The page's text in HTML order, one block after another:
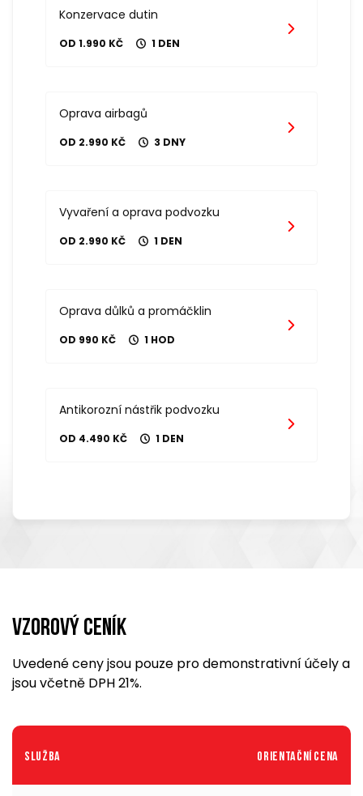
Konzervace dutin
OD 1.990 KČ 1 DEN
Oprava airbagů
OD 2.990 KČ 3 DNY
Vyvaření a oprava podvozku
OD 2.990 KČ 1 DEN
Oprava důlků a promáčklin
OD 990 KČ 1 HOD
Antikorozní nástřik podvozku
OD 4.490 KČ 1 DEN
Vzorový ceník
Uvedené ceny jsou pouze pro demonstrativní účely a
jsou včetně DPH 21%.
Služba Orientační cena